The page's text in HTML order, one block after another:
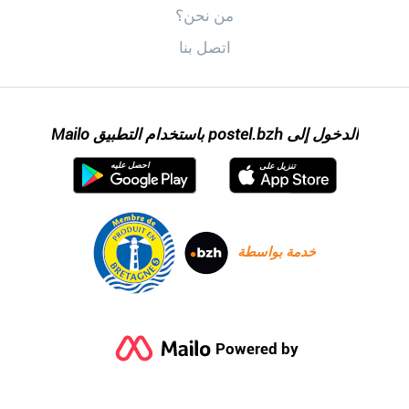
اكتشف postel.bzh
من نحن؟
اتصل بنا
الدخول إلى postel.bzh باستخدام التطبيق Mailo
تنزيل على احصل عليه
خدمة بواسطة
Powered by